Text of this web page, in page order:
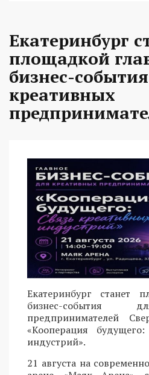
Екатеринбург
площадкой
бизнес-
креативных
Екатеринбург станет
бизнес-события
предпринимателей
«Кооперация
индустрий».
21 августа на